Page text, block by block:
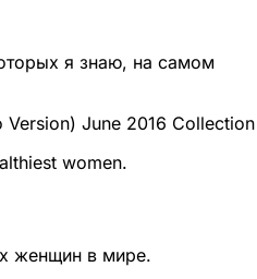
я знаю, на самом
Version) June 2016 Collection
women.
женщин в мире.